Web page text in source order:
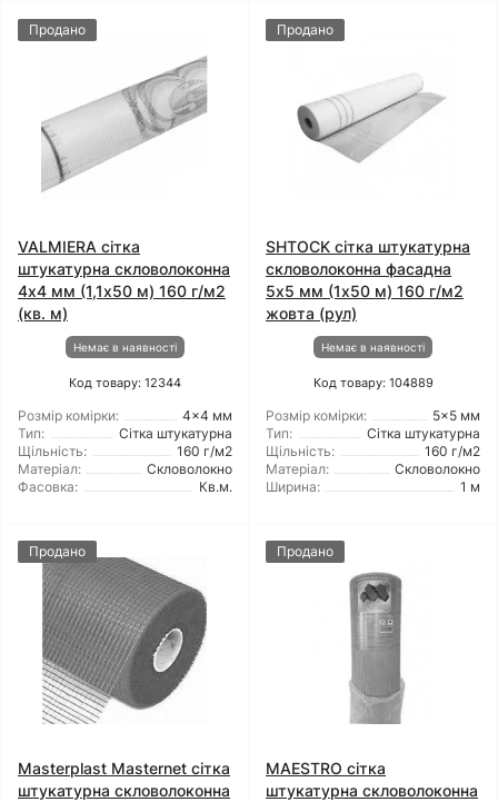
Продано
VALMIERA сітка
штукатурна скловолоконна
4x4 мм (1,1x50 м) 160 г/м2
(кв. м)
Немає в наявності
Код товару: 12344
Розмір комірки:
4x4 мм
Тип:
Сітка штукатурна
Щільність:
160 г/м2
Матеріал:
Скловолокно
Фасовка:
Кв.м.
Продано
SHTOCK сітка штукатурна
скловолоконна фасадна
5x5 мм (1x50 м) 160 г/м2
жовта (рул)
Немає в наявності
Код товару: 104889
Розмір комірки:
5x5 мм
Тип:
Сітка штукатурна
Щільність:
160 г/м2
Матеріал:
Скловолокно
Ширина:
1 м
Продано
Masterplast Masternet сітка
штукатурна скловолоконна
Продано
MAESTRO сітка
штукатурна скловолоконна